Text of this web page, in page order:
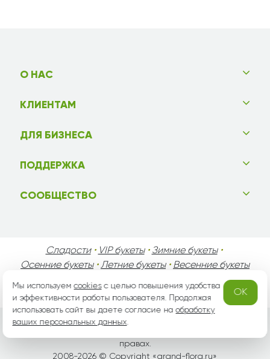
О НАС
КЛИЕНТАМ
ДЛЯ БИЗНЕСА
ПОДДЕРЖКА
СООБЩЕСТВО
Сладости• VIP букеты• Зимние букеты•
Осенние букеты•Летние букеты• Весенние букеты
•
День Мужчин•Праздники!
правах.
2008-2026 © Copyright «grand-flora.ru»
Мы используемcookiesс целью повышения удобства
и эффективности работы пользователя. Продолжая
использовать сайт вы даете согласие наобработку
ваших персональных данных.
OK